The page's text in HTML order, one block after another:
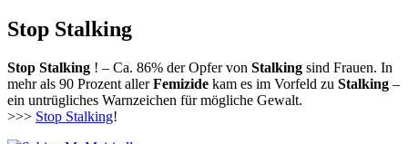
Stop Stalking
Stop Stalking ! – Ca. 86% der Opfer von Stalking sind Frauen. In
mehr als 90 Prozent allerFemizide kam es im Vorfeld zu Stalking –
ein untrügliches Warnzeichen für mögliche Gewalt.
>>> Stop Stalking!